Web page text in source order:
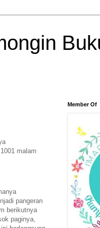
malam
pangeran
berikutnya
paginya,
Member Of